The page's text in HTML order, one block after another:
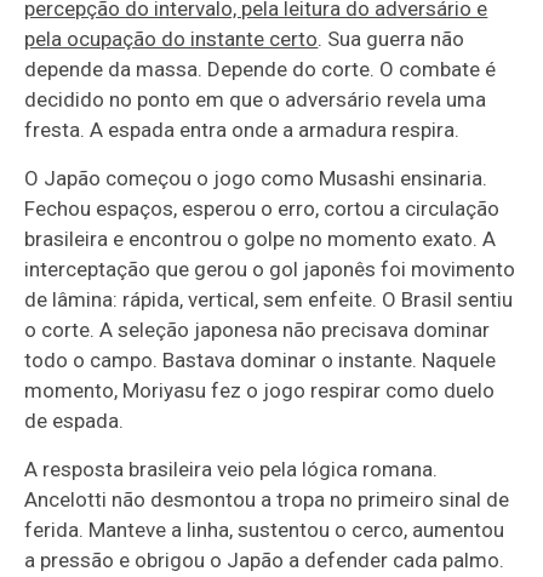
percepção do intervalo, pela leitura do adversário e
pela ocupação do instante certo. Sua guerra não
depende da massa. Depende do corte. O combate é
decidido no ponto em que o adversário revela uma
fresta. A espada entra onde a armadura respira.
O Japão começou o jogo como Musashi ensinaria.
Fechou espaços, esperou o erro, cortou a circulação
brasileira e encontrou o golpe no momento exato. A
interceptação que gerou o gol japonês foi movimento
de lâmina: rápida, vertical, sem enfeite. O Brasil sentiu
o corte. A seleção japonesa não precisava dominar
todo o campo. Bastava dominar o instante. Naquele
momento, Moriyasu fez o jogo respirar como duelo
de espada.
A resposta brasileira veio pela lógica romana.
Ancelotti não desmontou a tropa no primeiro sinal de
ferida. Manteve a linha, sustentou o cerco, aumentou
a pressão e obrigou o Japão a defender cada palmo.